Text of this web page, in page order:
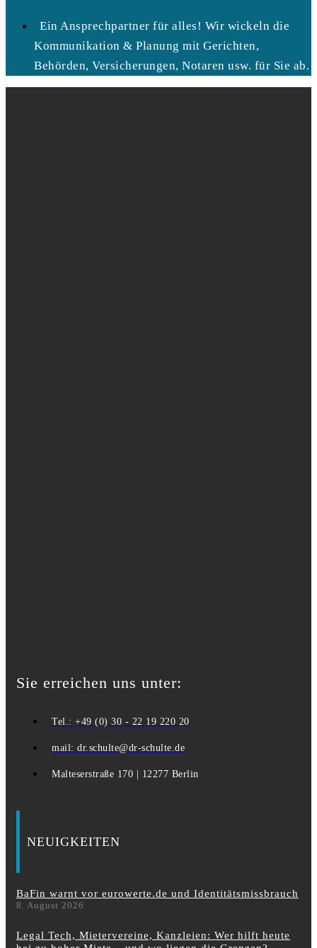
Ein Ansprechpartner für alles! Wir wickeln die
Kommunikation & Planung mit Gerichten,
Behörden, Versicherungen, Notaren usw. für Sie ab.
Sie erreichen uns unter:
Tel.: +49 (0) 30 - 22 19 220 20
mail: dr.schulte@dr-schulte.de
Malteserstraße 170 | 12277 Berlin
NEUIGKEITEN
BaFin warnt vor eurowerte.de und Identitätsmissbrauch
8. August 2026
Legal Tech, Mietervereine, Kanzleien: Wer hilft heute